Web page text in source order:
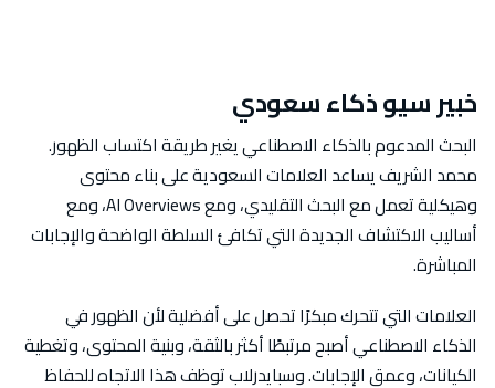
خبير سيو ذكاء سعودي
البحث المدعوم بالذكاء الاصطناعي يغير طريقة اكتساب الظهور.
محمد الشريف يساعد العلامات السعودية على بناء محتوى
وهيكلية تعمل مع البحث التقليدي، ومع AI Overviews، ومع
أساليب الاكتشاف الجديدة التي تكافئ السلطة الواضحة والإجابات
المباشرة.
العلامات التي تتحرك مبكرًا تحصل على أفضلية لأن الظهور في
الذكاء الاصطناعي أصبح مرتبطًا أكثر بالثقة، وبنية المحتوى، وتغطية
الكيانات، وعمق الإجابات. وسبايدرلاب توظف هذا الاتجاه للحفاظ